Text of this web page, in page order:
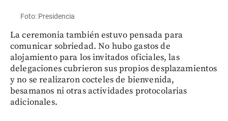
Foto: Presidencia
La ceremonia también estuvo pensada para
comunicar sobriedad. No hubo gastos de
alojamiento para los invitados oficiales, las
delegaciones cubrieron sus propios desplazamientos
y no se realizaron cocteles de bienvenida,
besamanos ni otras actividades protocolarias
adicionales.